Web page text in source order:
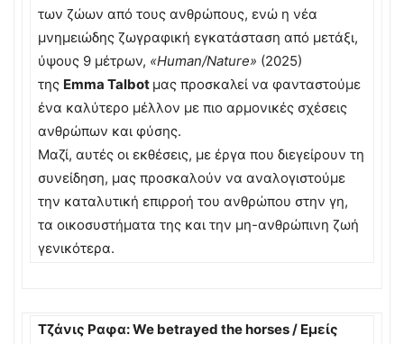
των ζώων από τους ανθρώπους, ενώ η νέα
μνημειώδης ζωγραφική εγκατάσταση από μετάξι,
ύψους 9 μέτρων, «Human/Nature» (2025)
της Emma Talbot μας προσκαλεί να φανταστούμε
ένα καλύτερο μέλλον με πιο αρμονικές σχέσεις
ανθρώπων και φύσης.
Μαζί, αυτές οι εκθέσεις, με έργα που διεγείρουν τη
συνείδηση, μας προσκαλούν να αναλογιστούμε
την καταλυτική επιρροή του ανθρώπου στην γη,
τα οικοσυστήματα της και την μη-ανθρώπινη ζωή
γενικότερα.
Τζάνις Ραφα: We betrayed the horses / Εμείς